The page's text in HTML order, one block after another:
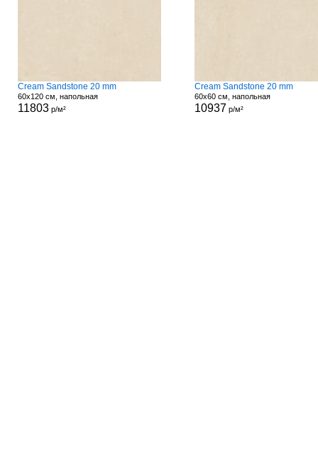
Cream Sandstone 20 mm
60x120 см, напольная
11803 р/м²
Cream Sandstone 20 mm
60x60 см, напольная
10937 р/м²